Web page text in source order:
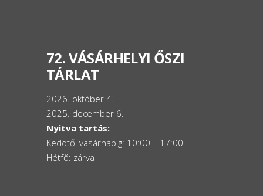
72. VÁSÁRHELYI ŐSZI
TÁRLAT
2026. október 4. –
2025. december 6.
Nyitva tartás:
Keddtől vasárnapig: 10:00 – 17:00
Hétfő: zárva